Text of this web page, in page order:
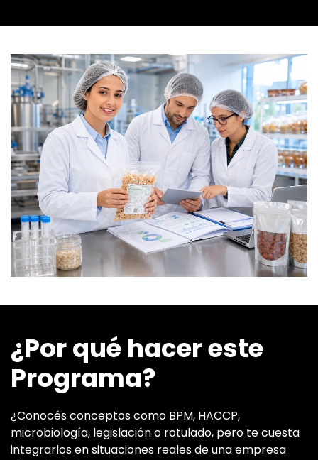
¿Por qué hacer este
Programa?
¿Conocés conceptos como BPM, HACCP,
microbiología, legislación o rotulado, pero te cuesta
integrarlos en situaciones reales de una empresa